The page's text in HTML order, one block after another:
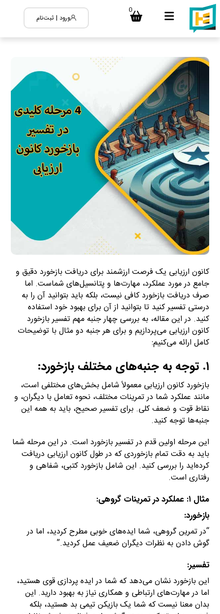
0
ورود | ثبت‌نام
کانون ارزیابی یک فرصت ارزشمند برای دریافت بازخورد دقیق و
جامع در مورد عملکرد، مهارت‌ها و پتانسیل‌های شماست. اما
صرف دریافت بازخورد کافی نیست، بلکه باید بتوانید آن را به
درستی تفسیر کنید تا بتوانید از آن برای بهبود خود استفاده
کنید. در این مقاله، به بررسی چهار جنبه مهم تفسیر بازخورد
کانون ارزیابی می‌پردازیم و برای هر جنبه دو مثال با توضیحات
کامل ارائه می‌کنیم:
۱. توجه به جنبه‌های مختلف بازخورد:
بازخورد کانون ارزیابی معمولاً شامل بخش‌های مختلفی است،
مانند عملکرد شما در تمرینات مختلف، نحوه تعامل با دیگران، و
نقاط قوت و ضعف کلی. برای تفسیر صحیح، باید به همه این
جنبه‌ها توجه کنید.
این مرحله اولین قدم در تفسیر بازخورد است. در این مرحله شما
باید به دقت تمام بازخوردی که در طول کانون ارزیابی دریافت
کرده‌اید را بررسی کنید. این شامل بازخورد کتبی، شفاهی و
رفتاری است.
مثال ۱: عملکرد در تمرینات گروهی:
بازخورد:
“در تمرین گروهی، شما ایده‌های خوبی مطرح کردید، اما در
گوش دادن به نظرات دیگران ضعیف عمل کردید.”
تفسیر:
این بازخورد نشان می‌دهد که شما در ایده پردازی قوی هستید،
اما در مهارت‌های ارتباطی و همکاری نیاز به بهبود دارید. این
بدان معنا نیست که شما یک بازیکن تیمی بد هستید، بلکه